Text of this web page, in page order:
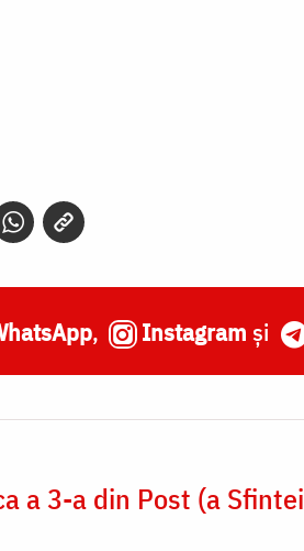
, Instagram și
a 3-a din Post (a Sfintei